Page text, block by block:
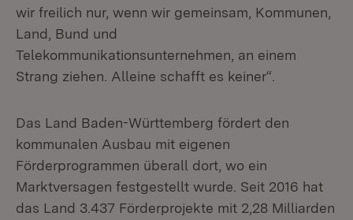
wir freilich nur, wenn wir gemeinsam, Kommunen,
Land, Bund und
Telekommunikationsunternehmen, an einem
Strang ziehen. Alleine schafft es keiner“.
Das Land Baden-Württemberg fördert den
kommunalen Ausbau mit eigenen
Förderprogrammen überall dort, wo ein
Marktversagen festgestellt wurde. Seit 2016 hat
das Land 3.437 Förderprojekte mit 2,28 Milliarden